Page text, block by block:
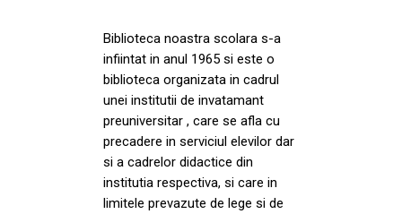
Biblioteca noastra scolara s-a
infiintat in anul 1965 si este o
biblioteca organizata in cadrul
unei institutii de invatamant
preuniversitar , care se afla cu
precadere in serviciul elevilor dar
si a cadrelor didactice din
institutia respectiva, si care in
limitele prevazute de lege si de